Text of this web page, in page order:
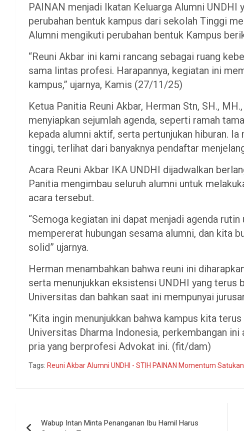
PAINAN menjadi Ikatan Keluarga Alumni UNDHI
perubahan bentuk kampus dari sekolah Tinggi
Alumni mengikuti perubahan bentuk Kampus
“Reuni Akbar ini kami rancang sebagai ruang
sama lintas profesi. Harapannya, kegiatan ini
kampus,” ujarnya, Kamis (27/11/25)
Ketua Panitia Reuni Akbar, Herman Stn, SH.,
menyiapkan sejumlah agenda, seperti ramah
kepada alumni aktif, serta pertunjukan hiburan.
tinggi, terlihat dari banyaknya pendaftar
Acara Reuni Akbar IKA UNDHI dijadwalkan
Panitia mengimbau seluruh alumni untuk
acara tersebut.
“Semoga kegiatan ini dapat menjadi agenda
mempererat hubungan sesama alumni, dan kita
solid” ujarnya.
Herman menambahkan bahwa reuni ini
serta menunjukkan eksistensi UNDHI yang terus
Universitas dan bahkan saat ini mempunyai
“Kita ingin menunjukkan bahwa kampus kita
Universitas Dharma Indonesia, perkembangan ini
pria yang berprofesi Advokat ini. (fit/dam)
Tags: Reuni Akbar Alumni UNDHI - STIH PAINAN Momentum
Wabup Intan Minta Penanganan Ibu Hamil Harus